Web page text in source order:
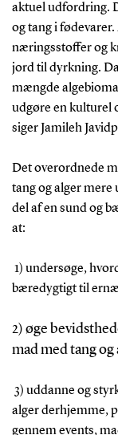
aktuel udfordring.
og tang i
næringsstoffer og
jord til dyrkning.
mængde
udgøre en kulturel
siger Jamileh
Det overordnede
tang og alger
del af en sund og
at:
1) undersøge,
bæredygtigt til
2) øge
mad med tang og
3) uddanne og
alger derhjemme,
gennem events,